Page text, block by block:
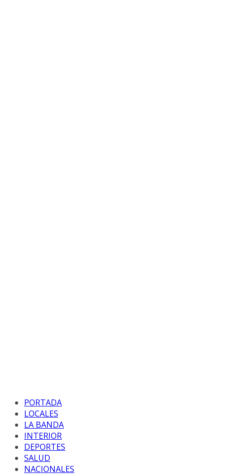
PORTADA
LOCALES
LA BANDA
INTERIOR
DEPORTES
SALUD
NACIONALES